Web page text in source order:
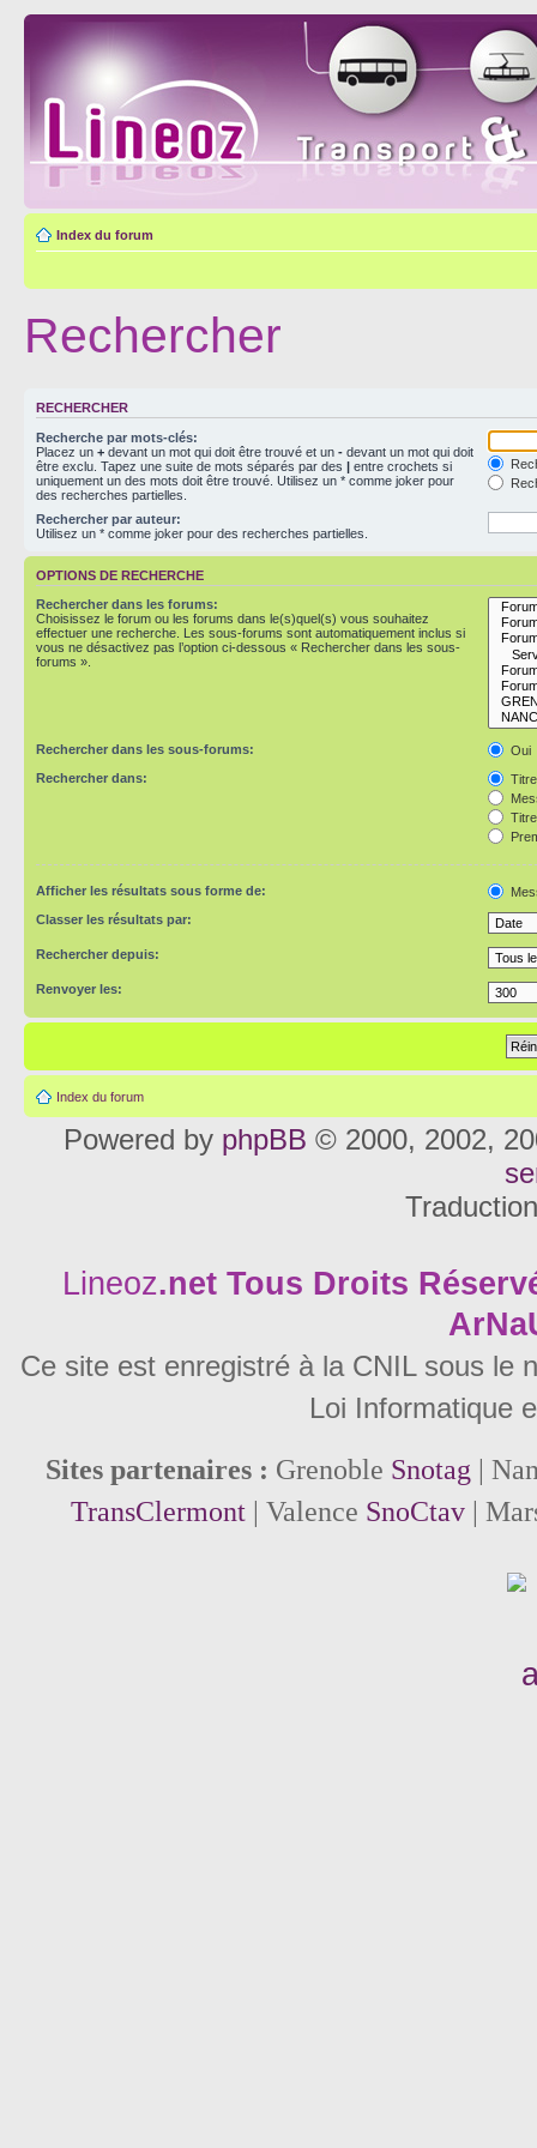
Index du forum
Rechercher
RECHERCHER
Recherche par mots-clés:
Placez un + devant un mot qui doit être trouvé et un - devant un mot qui doit
être exclu. Tapez une suite de mots séparés par des | entre crochets si
uniquement un des mots doit être trouvé. Utilisez un * comme joker pour
des recherches partielles.
Rechercher par auteur:
Utilisez un * comme joker pour des recherches partielles.
OPTIONS DE RECHERCHE
Rechercher dans les forums:
Choisissez le forum ou les forums dans le(s)quel(s) vous souhaitez
effectuer une recherche. Les sous-forums sont automatiquement inclus si
vous ne désactivez pas l’option ci-dessous « Rechercher dans les sous-
forums ».
Rechercher dans les sous-forums:
Oui
Rechercher dans:
Afficher les résultats sous forme de:
Classer les résultats par:
Rechercher depuis:
Renvoyer les:
Index du forum
Powered by phpBB © 2000, 2002,
Lineoz.net Tous Droits
Ce site est enregistré à la CNIL sous le
Loi Informatique
Sites partenaires : Grenoble Snotag |
TransClermont| Valence SnoCtav|